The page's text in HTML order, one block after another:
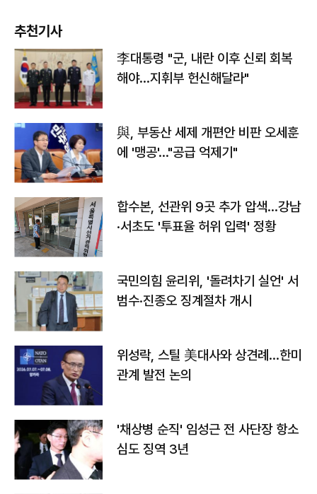
추천기사
李대통령 "군, 내란 이후 신뢰 회복
해야…지휘부 헌신해달라"
與, 부동산 세제 개편안 비판 오세훈
에 '맹공'…"공급 억제기"
합수본, 선관위 9곳 추가 압색…강남
·서초도 '투표율 허위 입력' 정황
국민의힘 윤리위, '돌려차기 실언' 서
범수·진종오 징계절차 개시
위성락, 스틸 美대사와 상견례…한미
관계 발전 논의
'채상병 순직' 임성근 전 사단장 항소
심도 징역 3년